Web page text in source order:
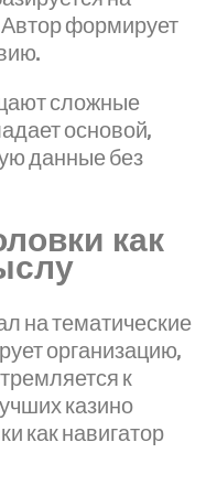
формирует
сложные
основой,
данные без
как
на тематические
организацию,
к
казино
как навигатор